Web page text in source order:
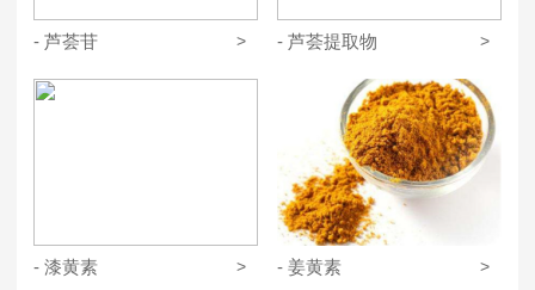
- 芦荟苷 > - 芦荟提取物 >
- 漆黄素 > - 姜黄素 >